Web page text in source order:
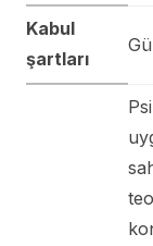
Kabul
şartları